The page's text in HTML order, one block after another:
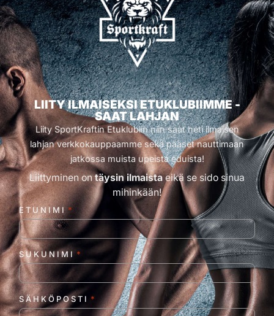
LIITY ILMAISEKSI ETUKLUBIIMME -
SAAT LAHJAN
Liity SportKraftin Etuklubiin niin saat heti ilmaisen
lahjan verkkokauppaamme sekä pääset nauttimaan
jatkossa muista upeista eduista!
Liittyminen ontäysin ilmaistaeikä se sido sinua
mihinkään!
ETUNIMI *
SUKUNIMI *
SÄHKÖPOSTI *